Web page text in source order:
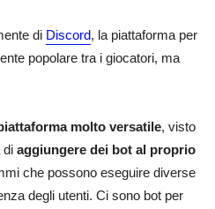
di Discord, la piattaforma per
popolare tra i giocatori, ma
molto versatile, visto
di aggiungere dei bot al proprio
che possono eseguire diverse
degli utenti. Ci sono bot per